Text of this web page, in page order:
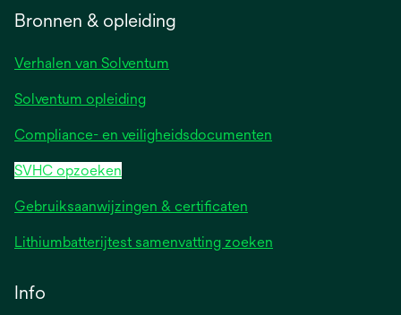
Bronnen & opleiding
Verhalen van Solventum
Solventum opleiding
Compliance- en veiligheidsdocumenten
SVHC opzoeken
Gebruiksaanwijzingen & certificaten
Lithiumbatterijtest samenvatting zoeken
Info